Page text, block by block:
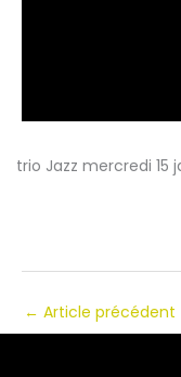
trio Jazz mercredi 15
← Article précédent